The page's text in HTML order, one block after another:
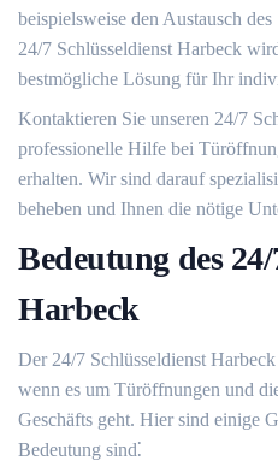
beispielsweise den Austausch
24/7 Schlüsseldienst Harbeck
bestmögliche Lösung für Ihr
Kontaktieren Sie unseren 24/7
professionelle Hilfe bei
erhalten. Wir sind darauf
beheben und Ihnen die nötige
Bedeutung des
Harbeck
Der 24/7 Schlüsseldienst
wenn es um Türöffnungen und
Geschäfts geht.​ Hier sind einige
Bedeutung sind⁚